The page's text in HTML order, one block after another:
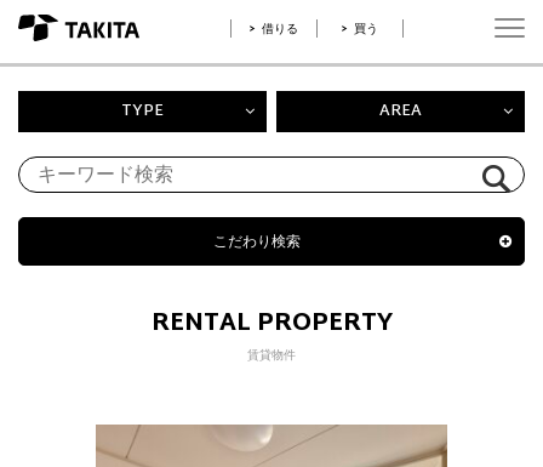
借りる 買う
TYPE AREA
こだわり検索
RENTAL PROPERTY
賃貸物件